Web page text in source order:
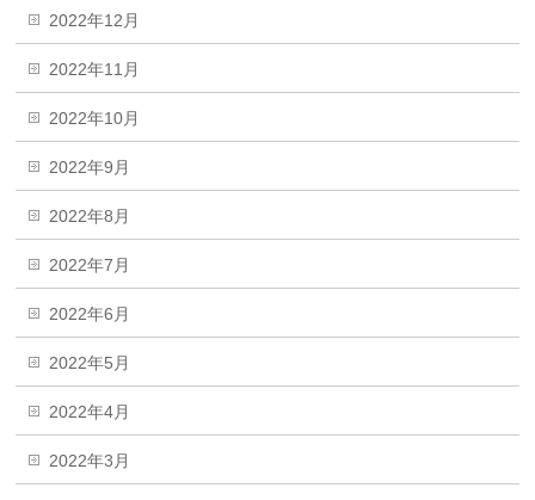
2022年12月
2022年11月
2022年10月
2022年9月
2022年8月
2022年7月
2022年6月
2022年5月
2022年4月
2022年3月